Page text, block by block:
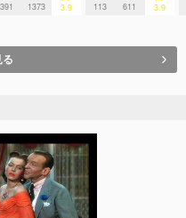
391 1373 3.9 113 611 3.9
る